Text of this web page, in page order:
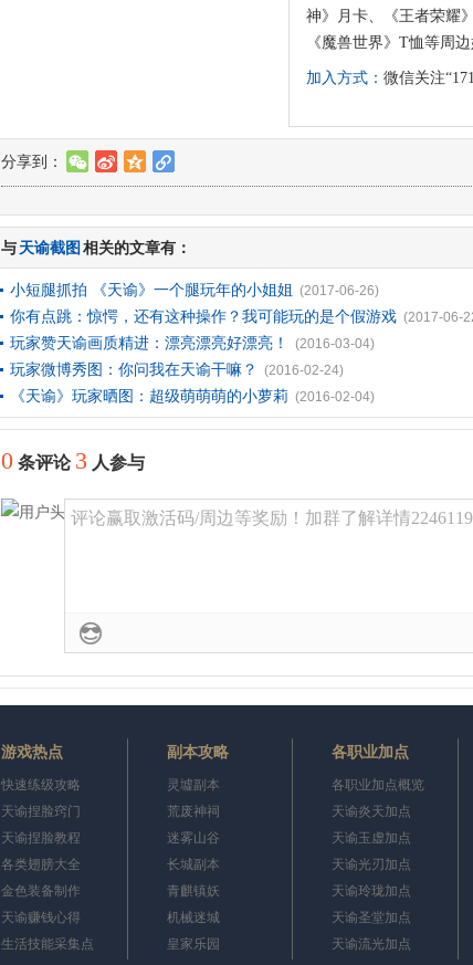
神》月卡、《王者荣耀》
《魔兽世界》T恤等周边
加入方式： 微信关注
分享到： w t z l
与天谕截图 相关的文章有：
小短腿抓拍 《天谕》一个腿玩年的小姐姐 (2017-06-26)
你有点跳：惊愕，还有这种操作？我可能玩的是个假游戏 (2017-06-
玩家赞天谕画质精进：漂亮漂亮好漂亮！ (2016-03-04)
玩家微博秀图：你问我在天谕干嘛？ (2016-02-24)
《天谕》玩家晒图：超级萌萌萌的小萝莉 (2016-02-04)
0 条评论 3 人参与
评论赢取激活码/周边等奖励！加群了解详情
游戏热点
快速练级攻略
天谕捏脸窍门
天谕捏脸教程
各类翅膀大全
金色装备制作
天谕赚钱心得
生活技能采集点
副本攻略
灵墟副本
荒废神祠
迷雾山谷
长城副本
青麒镇妖
机械迷城
皇家乐园
各职业加点
各职业加点概览
天谕炎天加点
天谕玉虚加点
天谕光刃加点
天谕玲珑加点
天谕圣堂加点
天谕流光加点